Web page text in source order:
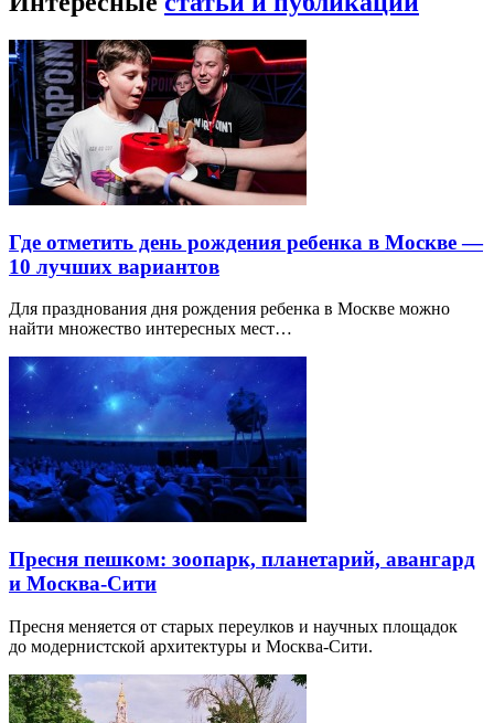
Где отметить день рождения ребенка в Москве —
10 лучших вариантов
Для празднования дня рождения ребенка в Москве можно
найти множество интересных мест…
Пресня пешком: зоопарк, планетарий, авангард
и Москва-Сити
Пресня меняется от старых переулков и научных площадок
до модернистской архитектуры и Москва-Сити.